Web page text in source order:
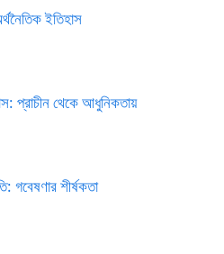
ইতিহাস
প্রাচীন থেকে আধুনিকতায়
গবেষণার শীর্ষকতা